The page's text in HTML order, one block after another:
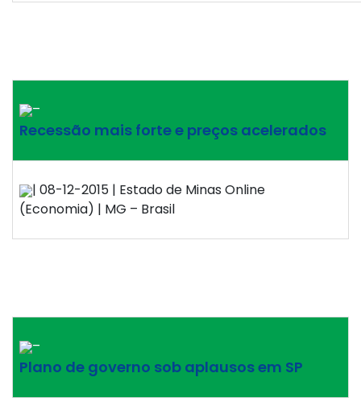
–
Recessão mais forte e preços acelerados
| 08-12-2015 | Estado de Minas Online
(Economia) | MG – Brasil
–
Plano de governo sob aplausos em SP